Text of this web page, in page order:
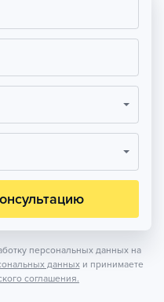
персональных данных на
данных и принимаете
соглашения.